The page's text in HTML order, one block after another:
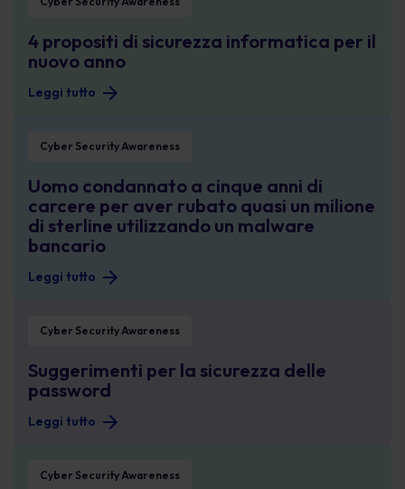
4 propositi di sicurezza informatica per il
nuovo anno
Leggi tutto
Cyber Security Awareness
Uomo condannato a cinque anni di
carcere per aver rubato quasi un milione
di sterline utilizzando un malware
bancario
Leggi tutto
Cyber Security Awareness
Suggerimenti per la sicurezza delle
password
Leggi tutto
Cyber Security Awareness